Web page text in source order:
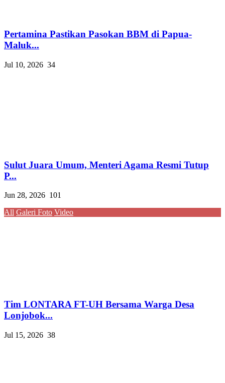
Pertamina Pastikan Pasokan BBM di Papua-
Maluk...
Jul 10, 2026 34
Sulut Juara Umum, Menteri Agama Resmi Tutup
P...
Jun 28, 2026 101
All Galeri Foto Video
Tim LONTARA FT-UH Bersama Warga Desa
Lonjobok...
Jul 15, 2026 38